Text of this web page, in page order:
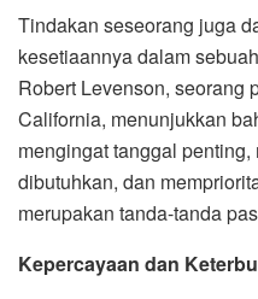
Tindakan seseorang juga
kesetiaannya dalam
Robert Levenson, seorang
California, menunjukkan
mengingat tanggal
dibutuhkan, dan
merupakan tanda-tanda
Kepercayaan dan